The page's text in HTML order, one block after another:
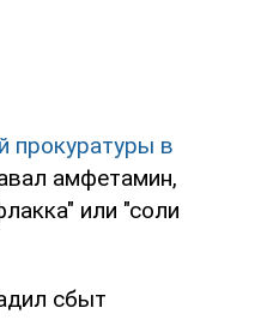
прокуратуры в
амфетамин,
или "соли
сбыт